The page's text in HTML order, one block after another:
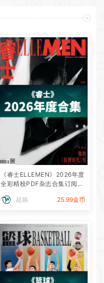
《睿士ELLEMEN》2026年度
全彩精校PDF杂志合集订阅下
超频
25.99金币